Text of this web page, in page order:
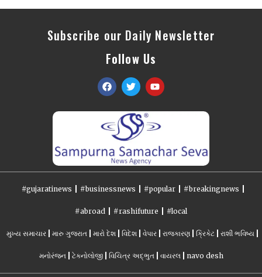
Subscribe our Daily Newsletter
Follow Us
#gujaratinews #businessnews #popular #breakingnews
#abroad #rashifuture #local
મુખ્ય સમાચાર મારુ ગુજરાત મારો દેશ વિદેશ વેપાર રાજકારણ ક્રિકેટ રાશી ભવિષ્ય
મનોરંજન ટેકનોલોજી વિચિત્ર અદ્ભુત વાયરલ navo desh